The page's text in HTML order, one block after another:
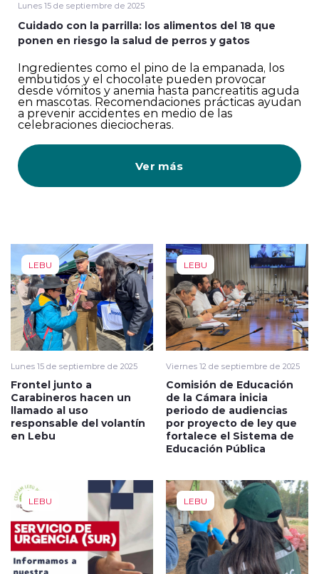
Lunes 15 de septiembre de 2025
Cuidado con la parrilla: los alimentos del 18 que
ponen en riesgo la salud de perros y gatos
Ingredientes como el pino de la empanada, los
embutidos y el chocolate pueden provocar
desde vómitos y anemia hasta pancreatitis aguda
en mascotas. Recomendaciones prácticas ayudan
a prevenir accidentes en medio de las
celebraciones dieciocheras.
Ver más
LEBU
Lunes 15 de septiembre de 2025
Frontel junto a
Carabineros hacen un
llamado al uso
responsable del volantín
en Lebu
LEBU
Viernes 12 de septiembre de 2025
Comisión de Educación
de la Cámara inicia
periodo de audiencias
por proyecto de ley que
fortalece el Sistema de
Educación Pública
LEBU LEBU